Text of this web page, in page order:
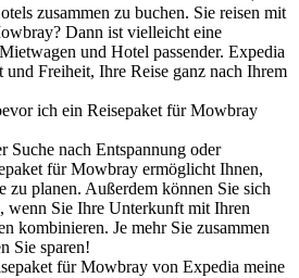
zusammen zu buchen. Sie reisen mit
Dann ist vielleicht eine
und Hotel passender. Expedia
Freiheit, Ihre Reise ganz nach Ihrem
ich ein Reisepaket für Mowbray
Suche nach Entspannung oder
für Mowbray ermöglicht Ihnen,
zu planen. Außerdem können Sie sich
wenn Sie Ihre Unterkunft mit Ihren
kombinieren. Je mehr Sie zusammen
Sie sparen!
für Mowbray von Expedia meine